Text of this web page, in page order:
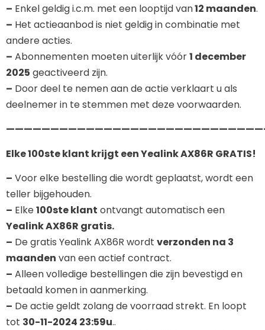
– Enkel geldig i.c.m. met een looptijd van12 maanden.
– Het actieaanbod is niet geldig in combinatie met
andere acties.
– Abonnementen moeten uiterlijk vóór1 december
2025 geactiveerd zijn.
– Door deel te nemen aan de actie verklaart u als
deelnemer in te stemmen met deze voorwaarden.
Elke 100ste klant krijgt een Yealink AX86R GRATIS!
– Voor elke bestelling die wordt geplaatst, wordt een
teller bijgehouden.
– Elke100ste klant ontvangt automatisch een
Yealink AX86R gratis.
– De gratis Yealink AX86R wordt verzonden na 3
maanden van een actief contract.
– Alleen volledige bestellingen die zijn bevestigd en
betaald komen in aanmerking.
– De actie geldt zolang de voorraad strekt. En loopt
tot 30-11-2024 23:59u..